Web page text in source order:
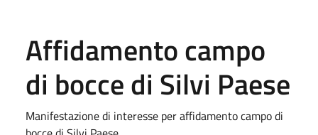
Affidamento campo
di bocce di Silvi Paese
Manifestazione di interesse per affidamento campo di